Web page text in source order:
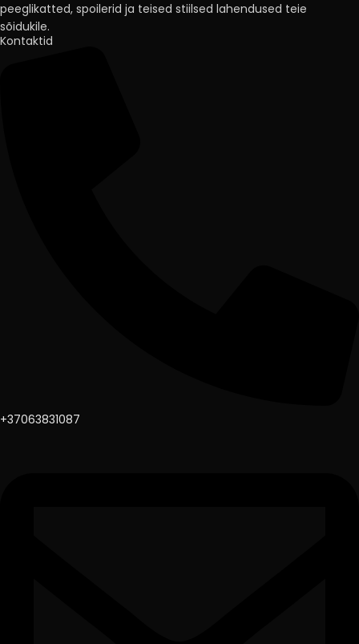
peeglikatted, spoilerid ja teised stiilsed lahendused teie
sõidukile.
Kontaktid
+37063831087